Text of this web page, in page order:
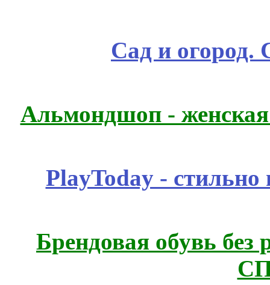
Сад и огород.
Альмондшоп -
PlayToday -
Брендовая обувь без